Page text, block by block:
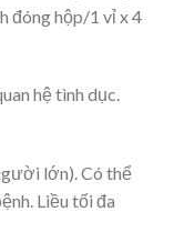
đóng hộp/1 vỉ x 4
hệ tình dục.
lớn). Có thể
Liều tối đa